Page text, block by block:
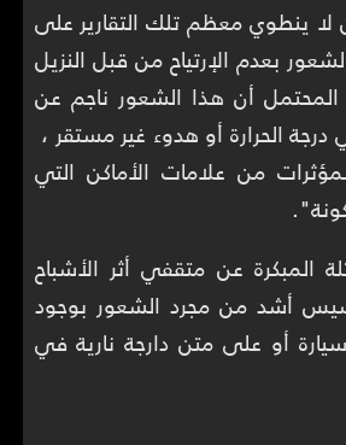
ينطوي معظم تلك التقارير على
بعدم الإرتياح من قبل النزيل
أن هذا الشعور ناجم عن
الحرارة أو هدوء غير مستقر ،
من علامات الأماكن التي
المبكرة عن متقفي أثر الأشباح
أشد من مجرد الشعور بوجود
أو على متن دارجة نارية في